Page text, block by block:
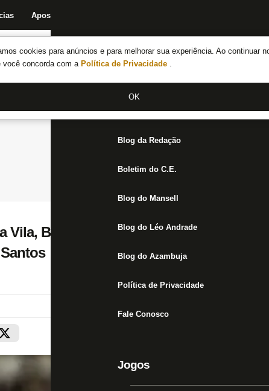
cookies para anúncios e para melhorar sua experiência. Ao continuar
você concorda com a Política de Privacidade .
OK
Apostas
Notícias do Botafogo
Fórum
Jogos
Blog da Redação
Boletim do C.E.
Blog do Mansell
Blog do Léo Andrade
Blog do Azambuja
Política de Privacidade
Fale Conosco
Jogos
Vila, Brenner admite ‘gostinho de